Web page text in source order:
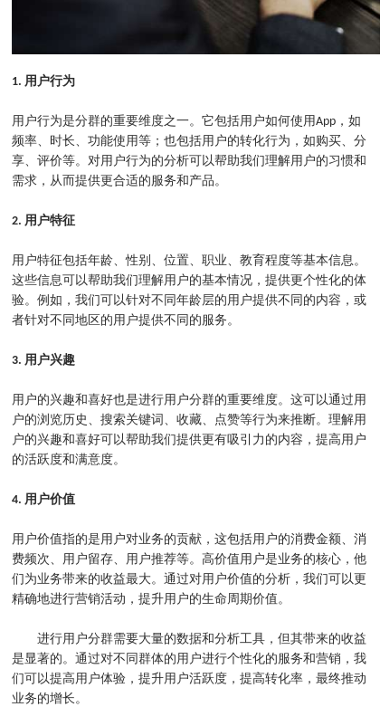
1. 用户行为
用户行为是分群的重要维度之一。它包括用户如何使用App，如
频率、时长、功能使用等；也包括用户的转化行为，如购买、分
享、评价等。对用户行为的分析可以帮助我们理解用户的习惯和
需求，从而提供更合适的服务和产品。
2. 用户特征
用户特征包括年龄、性别、位置、职业、教育程度等基本信息。
这些信息可以帮助我们理解用户的基本情况，提供更个性化的体
验。例如，我们可以针对不同年龄层的用户提供不同的内容，或
者针对不同地区的用户提供不同的服务。
3. 用户兴趣
用户的兴趣和喜好也是进行用户分群的重要维度。这可以通过用
户的浏览历史、搜索关键词、收藏、点赞等行为来推断。理解用
户的兴趣和喜好可以帮助我们提供更有吸引力的内容，提高用户
的活跃度和满意度。
4. 用户价值
用户价值指的是用户对业务的贡献，这包括用户的消费金额、消
费频次、用户留存、用户推荐等。高价值用户是业务的核心，他
们为业务带来的收益最大。通过对用户价值的分析，我们可以更
精确地进行营销活动，提升用户的生命周期价值。
进行用户分群需要大量的数据和分析工具，但其带来的收益
是显著的。通过对不同群体的用户进行个性化的服务和营销，我
们可以提高用户体验，提升用户活跃度，提高转化率，最终推动
业务的增长。